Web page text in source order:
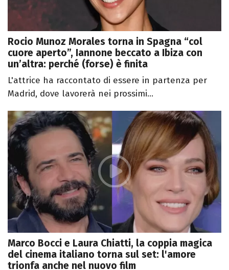
Rocio Munoz Morales torna in Spagna “col
cuore aperto”, Iannone beccato a Ibiza con
un’altra: perché (forse) è finita
L'attrice ha raccontato di essere in partenza per
Madrid, dove lavorerà nei prossimi...
Marco Bocci e Laura Chiatti, la coppia magica
del cinema italiano torna sul set: l'amore
trionfa anche nel nuovo film